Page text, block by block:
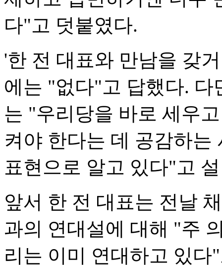
다"고 덧붙였다.
'한 전 대표와 만남을 갖
에는 "없다"고 답했다. 다
는 "우리당을 바로 세우
켜야 한다는 데 공감하는
표현으로 알고 있다"고
앞서 한 전 대표는 전날
과의 연대설에 대해 "주
리는 이미 연대하고 있다